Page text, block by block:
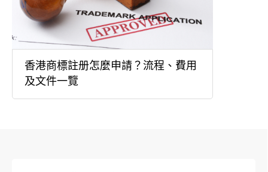
香港商標註册怎麼申請？流程、費用
及文件一覽